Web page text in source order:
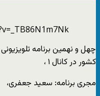
چهل و نهمین برنامه
کشور در کانال ۱ ،
مجری برنامه: سعید جعفری،